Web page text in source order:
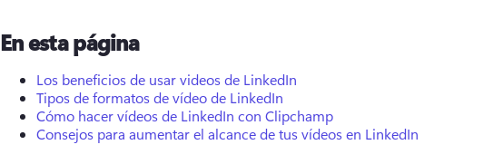
En esta página
Los beneficios de usar videos de LinkedIn
Tipos de formatos de vídeo de LinkedIn
Cómo hacer vídeos de LinkedIn con Clipchamp
Consejos para aumentar el alcance de tus vídeos en LinkedIn